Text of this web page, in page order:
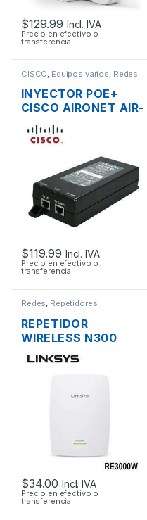
$129.99 Incl. IVA
Precio en efectivo o
transferencia
CISCO Equipos varios Redes
INYECTOR POE+
CISCO AIRONET AIR-
PWRINJ4= 30W
802.3 AF/AT
$119.99 Incl. IVA
Precio en efectivo o
transferencia
Redes, Repetidores
REPETIDOR
WIRELESS N300
LINKSYS RE3000W
DOS ANTENAS 1
10/1000MBPS
$34.00 Incl. IVA
Precio en efectivo o
transferencia